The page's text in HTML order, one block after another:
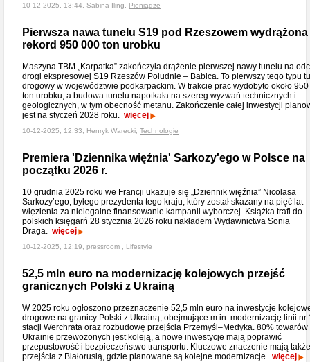
10-12-2025, 13:44, Sabina Iling, Pieniądze
Pierwsza nawa tunelu S19 pod Rzeszowem wydrążona
rekord 950 000 ton urobku
Maszyna TBM „Karpatka” zakończyła drążenie pierwszej nawy tunelu na
drogi ekspresowej S19 Rzeszów Południe – Babica. To pierwszy tego typu
drogowy w województwie podkarpackim. W trakcie prac wydobyto około
ton urobku, a budowa tunelu napotkała na szereg wyzwań technicznych i
geologicznych, w tym obecność metanu. Zakończenie całej inwestycji
jest na styczeń 2028 roku. więcej
10-12-2025, 12:33, Henryk Warecki, Technologie
Premiera 'Dziennika więźnia' Sarkozy'ego w Polsce na
początku 2026 r.
10 grudnia 2025 roku we Francji ukazuje się „Dziennik więźnia” Nicolasa
Sarkozy’ego, byłego prezydenta tego kraju, który został skazany na pięć lat
więzienia za nielegalne finansowanie kampanii wyborczej. Książka trafi do
polskich księgarń 28 stycznia 2026 roku nakładem Wydawnictwa Sonia
Draga. więcej
10-12-2025, 12:19, pressroom , Lifestyle
52,5 mln euro na modernizację kolejowych przejść
granicznych Polski z Ukrainą
W 2025 roku ogłoszono przeznaczenie 52,5 mln euro na inwestycje
drogowe na granicy Polski z Ukrainą, obejmujące m.in. modernizację linii nr
stacji Werchrata oraz rozbudowę przejścia Przemyśl–Medyka. 80% towarów
Ukrainie przewożonych jest koleją, a nowe inwestycje mają poprawić
przepustowość i bezpieczeństwo transportu. Kluczowe znaczenie mają także
przejścia z Białorusią, gdzie planowane są kolejne modernizacje. więcej